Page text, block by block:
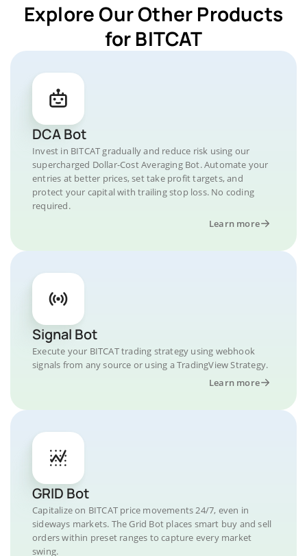
Explore Our Other Products
for BITCAT
DCA Bot
Invest in BITCAT gradually and reduce risk using our
supercharged Dollar-Cost Averaging Bot. Automate your
entries at better prices, set take profit targets, and
protect your capital with trailing stop loss. No coding
required.
Learn more
Signal Bot
Execute your BITCAT trading strategy using webhook
signals from any source or using a TradingView Strategy.
Learn more
GRID Bot
Capitalize on BITCAT price movements 24/7, even in
sideways markets. The Grid Bot places smart buy and sell
orders within preset ranges to capture every market
swing.